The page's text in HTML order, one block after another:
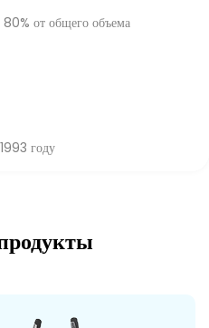
80% от общего объема
году